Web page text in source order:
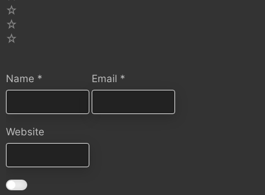
Name * Email *
Website